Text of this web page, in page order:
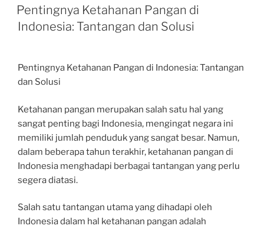
ON
Pentingnya Ketahanan Pangan di
Indonesia: Tantangan dan Solusi
Pentingnya Ketahanan Pangan di Indonesia: Tantangan
dan Solusi
Ketahanan pangan merupakan salah satu hal yang
sangat penting bagi Indonesia, mengingat negara ini
memiliki jumlah penduduk yang sangat besar. Namun,
dalam beberapa tahun terakhir, ketahanan pangan di
Indonesia menghadapi berbagai tantangan yang perlu
segera diatasi.
Salah satu tantangan utama yang dihadapi oleh
Indonesia dalam hal ketahanan pangan adalah